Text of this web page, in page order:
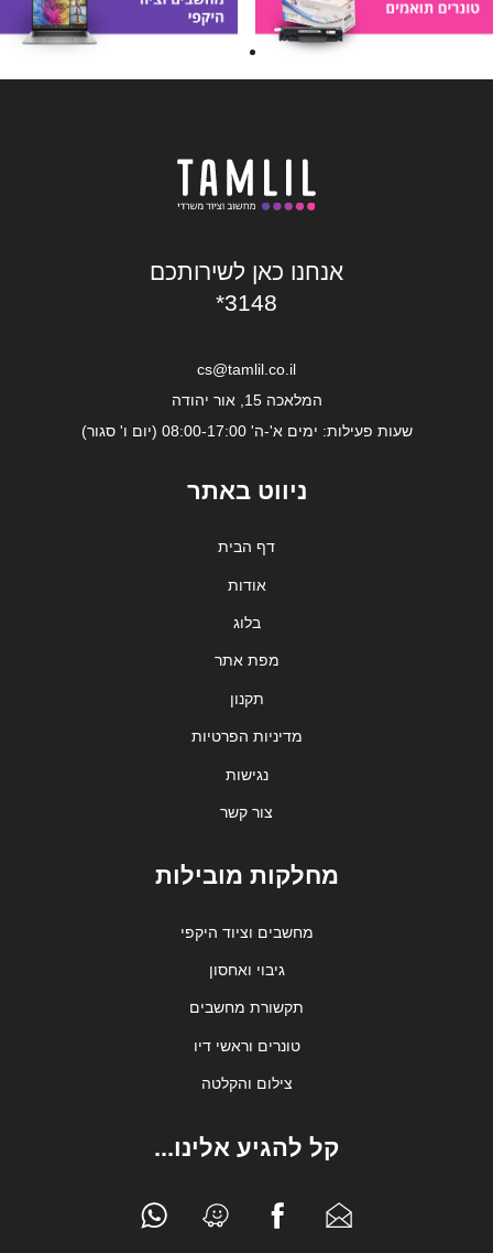
אנחנו כאן לשירותכם
*3148
cs@tamlil.co.il
המלאכה 15, אור יהודה
שעות פעילות: ימים א'-ה' 08:00-17:00 (יום ו' סגור)
ניווט באתר
דף הבית
אודות
בלוג
מפת אתר
תקנון
מדיניות הפרטיות
נגישות
צור קשר
מחלקות מובילות
מחשבים וציוד היקפי
גיבוי ואחסון
תקשורת מחשבים
טונרים וראשי דיו
צילום והקלטה
קל להגיע אלינו...